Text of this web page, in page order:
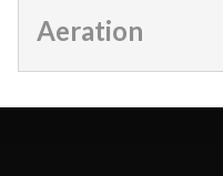
Aeration